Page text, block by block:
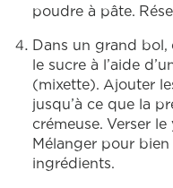
poudre à pâte.
Dans un grand bol,
le sucre à l’aide
(mixette). Ajouter
jusqu’à ce que la
crémeuse. Verser
Mélanger pour
ingrédients.